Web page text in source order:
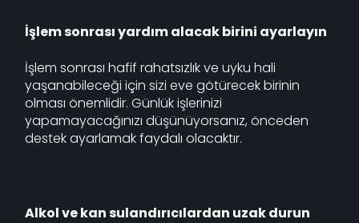
İşlem sonrası yardım alacak birini ayarlayın
İşlem sonrası hafif rahatsızlık ve uyku hali
yaşanabileceği için sizi eve götürecek birinin
olması önemlidir. Günlük işlerinizi
yapamayacağınızı düşünüyorsanız, önceden
destek ayarlamak faydalı olacaktır.
Alkol ve kan sulandırıcılardan uzak durun